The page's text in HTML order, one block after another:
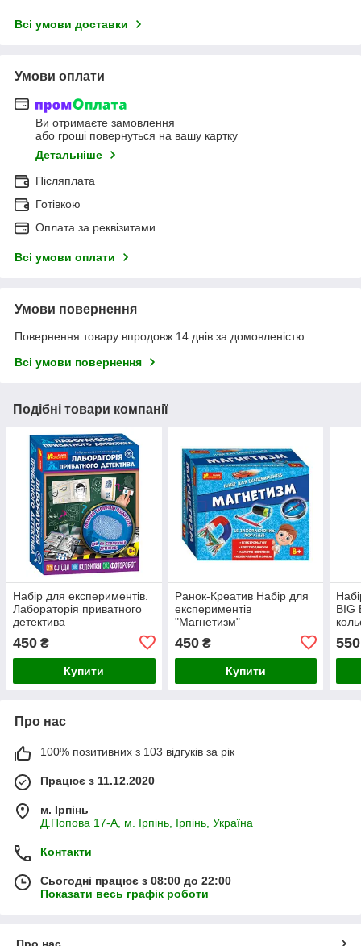
Всі умови доставки
Умови оплати
Ви отримаєте замовлення
або гроші повернуться на вашу картку
Детальніше
Післяплата
Готівкою
Оплата за реквізитами
Всі умови оплати
Умови повернення
Повернення товару впродовж 14 днів за домовленістю
Всі умови повернення
Подібні товари компанії
Набір для експериментів.
Лабораторія приватного
детектива
450 ₴
Купити
Ранок-Креатив Набір для
експериментів
"Магнетизм"
450₴
Купити
BIG
550
Про нас
100% позитивних з 103 відгуків за рік
Працює з 11.12.2020
м. Ірпінь
Д.Попова 17-А, м. Ірпінь, Ірпінь, Україна
Контакти
Сьогодні працює з 08:00 до 22:00
Показати весь графік роботи